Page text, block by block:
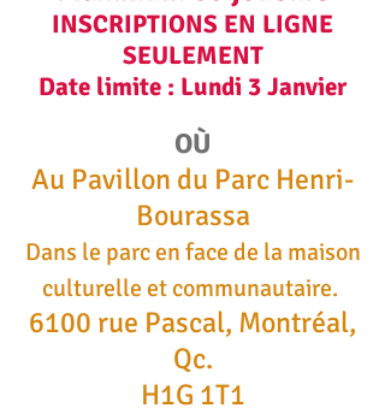
INSCRIPTIONS EN LIGNE
SEULEMENT
Date limite : Lundi 3 Janvier
OÙ
Au Pavillon du Parc Henri-
Bourassa
Dans le parc en face de la maison
culturelle et communautaire.
6100 rue Pascal, Montréal,
Qc.
H1G 1T1